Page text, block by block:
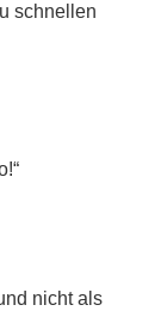
schnellen
nicht als